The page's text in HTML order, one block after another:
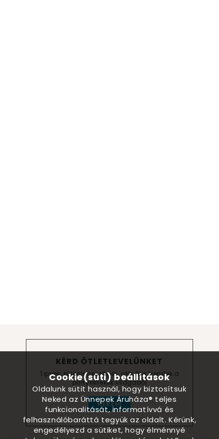
KÉRD ÖTLETLEVELÜNKET
Tippek, különlegességek, aktuális trendek a
partykellékek világából
KÉREM
Cookie(süti) beállítások
Oldalunk sütit használ, hogy biztosítsuk
Neked az Ünnepek Áruháza® teljes
funkcionalitását, informatívvá és
felhasználóbaráttá tegyük az oldalt. Kérünk,
engedélyezd a sütiket, hogy élménnyé